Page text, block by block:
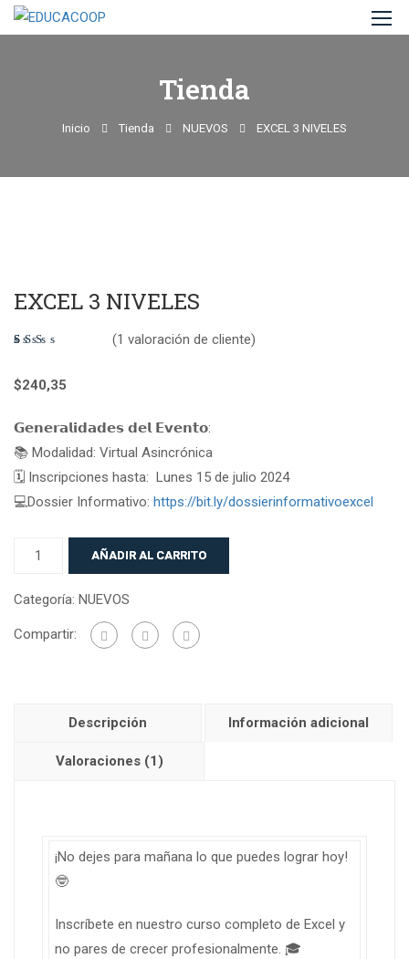
Tienda
Inicio Tienda NUEVOS EXCEL 3 NIVELES
EXCEL 3 NIVELES
Valorado
2.00
5
en
base
a
1
cliente
(1 valoración de cliente)
$240,35
𝗚𝗲𝗻𝗲𝗿𝗮𝗹𝗶𝗱𝗮𝗱𝗲𝘀 𝗱𝗲𝗹 𝗘𝘃𝗲𝗻𝘁𝗼:
📚 Modalidad: Virtual Asincrónica
🗓️ Inscripciones hasta: Lunes 15 de julio 2024
💻Dossier Informativo: https://bit.ly/dossierinformativoexcel
AÑADIR AL CARRITO
Categoría: NUEVOS
Compartir:
Descripción Información adicional
Valoraciones (1)
¡No dejes para mañana lo que puedes lograr hoy!
🤓
Inscríbete en nuestro curso completo de Excel y
no pares de crecer profesionalmente. 🎓